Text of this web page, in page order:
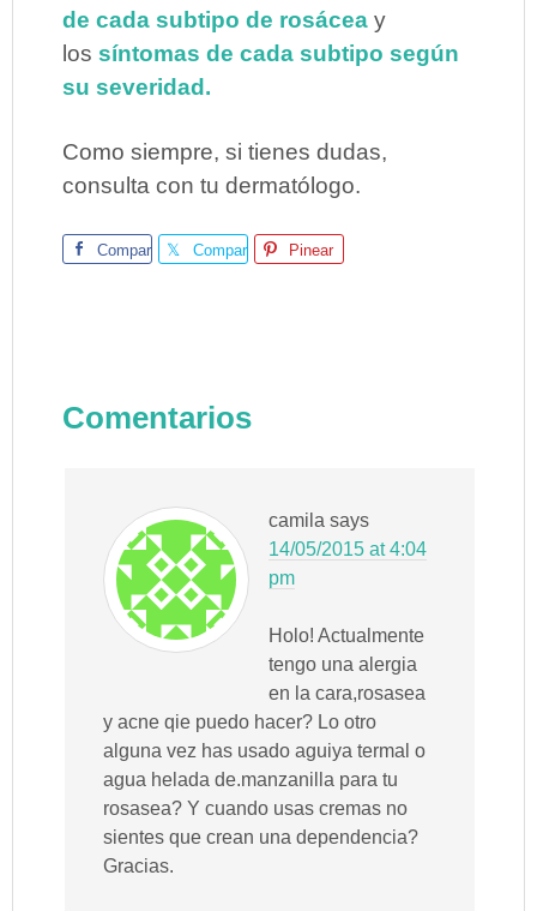
de cada subtipo de rosácea y
lossíntomas de cada subtipo según
su severidad.
Como siempre, si tienes dudas,
consulta con tu dermatólogo.
Comparte Comparte Pinear
Comentarios
camila says
14/05/2015 at 4:04
pm
Holo! Actualmente
tengo una alergia
en la cara,rosasea
y acne qie puedo hacer? Lo otro
alguna vez has usado aguiya termal o
agua helada de.manzanilla para tu
rosasea? Y cuando usas cremas no
sientes que crean una dependencia?
Gracias.